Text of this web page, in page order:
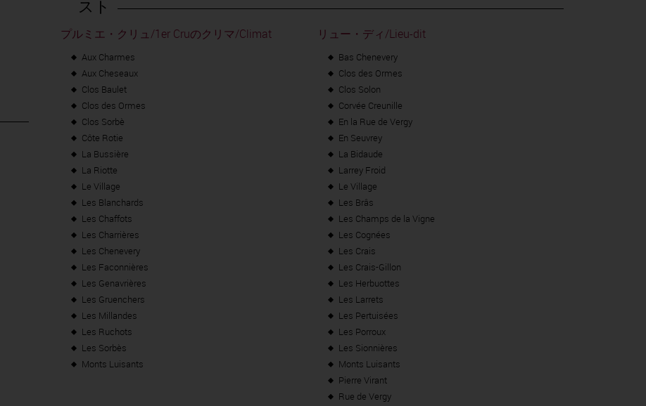
スト
プルミエ・クリュ/1er Cruのクリマ/Climat
Aux Charmes
Aux Cheseaux
Clos Baulet
Clos des Ormes
Clos Sorbè
Côte Rotie
La Bussière
La Riotte
Le Village
Les Blanchards
Les Chaffots
Les Charrières
Les Chenevery
Les Faconnières
Les Genavrières
Les Gruenchers
Les Millandes
Les Ruchots
Les Sorbès
Monts Luisants
リュー・ディ/Lieu-dit
Bas Chenevery
Clos des Ormes
Clos Solon
Corvée Creunille
En la Rue de Vergy
En Seuvrey
La Bidaude
Larrey Froid
Le Village
Les Brâs
Les Champs de la Vigne
Les Cognées
Les Crais
Les Crais-Gillon
Les Herbuottes
Les Larrets
Les Pertuisées
Les Porroux
Les Sionnières
Monts Luisants
Pierre Virant
Rue de Vergy